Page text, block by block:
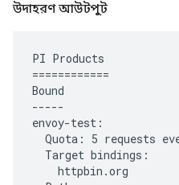
উদাহরণ আউটপুট
PI Products
============
Bound
-----
envoy-test:
Quota: 5 requests
  Target bindings:
    httpbin.org